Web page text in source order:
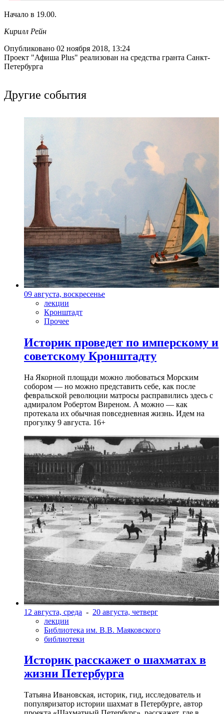
Начало в 19.00.
Кирилл Рейн
Опубликовано 02 ноября 2018, 13:24
Проект "Афиша Plus" реализован на средства гранта Санкт-
Петербурга
Другие события
09 августа, воскресенье
лекции
Кронштадт
Прочее
Историк проведет по имперскому и
советскому Кронштадту
На Якорной площади можно любоваться Морским
собором — но можно представить себе, как после
февральской революции матросы расправились здесь с
адмиралом Робертом Виреном. А можно — как
протекала их обычная повседневная жизнь. Идем на
прогулку 9 августа. 16+
12 августа, среда - 20 августа, четверг
лекции
Библиотека им. В.В. Маяковского
библиотеки
Историк расскажет о шахматах в
жизни Петербурга
Татьяна Ивановская, историк, гид, исследователь и
популяризатор истории шахмат в Петербурге, автор